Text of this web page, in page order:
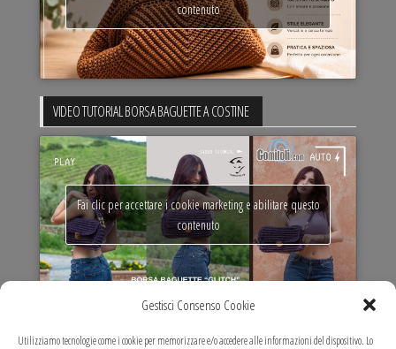
Gestisci Consenso Cookie
Utilizziamo tecnologie come i cookie per memorizzare e/o accedere alle informazioni del dispositivo. Lo
contenuto
VIDEO TUTORIAL BORSA BAGUETTE A COSTINE
Fai clic per accettare i cookie marketing e abilitare questo
contenuto